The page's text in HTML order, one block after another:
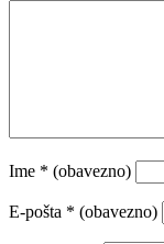
Ime * (obavezno)
E-pošta * (obavezno)